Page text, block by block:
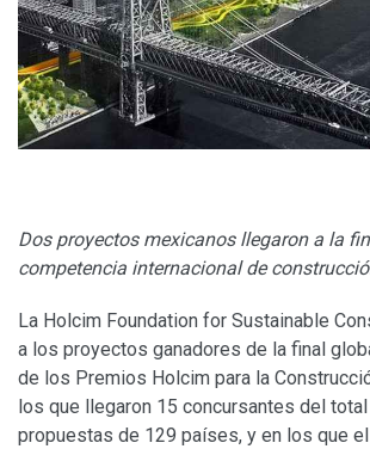
Dos proyectos mexicanos llegaron a la
competencia internacional de
La Holcim Foundation for Sustainable
a los proyectos ganadores de la final
de los Premios Holcim para la
los que llegaron 15 concursantes del
propuestas de 129 países, y en los que